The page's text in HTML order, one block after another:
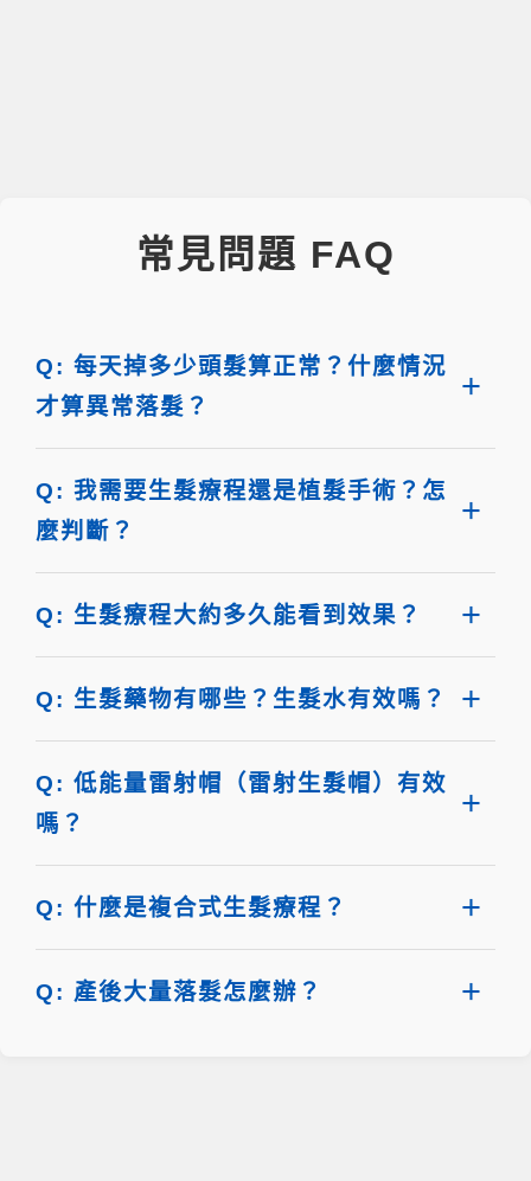
常見問題 FAQ
Q: 每天掉多少頭髮算正常？什麼情況
才算異常落髮？
Q: 我需要生髮療程還是植髮手術？怎
麼判斷？
Q: 生髮療程大約多久能看到效果？
Q: 生髮藥物有哪些？生髮水有效嗎？
Q: 低能量雷射帽（雷射生髮帽）有效
嗎？
Q: 什麼是複合式生髮療程？
Q: 產後大量落髮怎麼辦？